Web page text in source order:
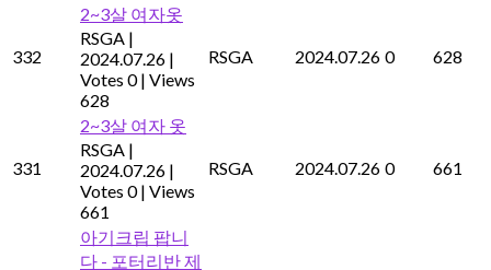
332
2~3살 여자옷
RSGA |
2024.07.26 |
Votes 0 | Views
628
RSGA 2024.07.26 0 628
331
2~3살 여자 옷
RSGA |
2024.07.26 |
Votes 0 | Views
661
RSGA 2024.07.26 0 661
아기크립 팝니
다 - 포터리반 제